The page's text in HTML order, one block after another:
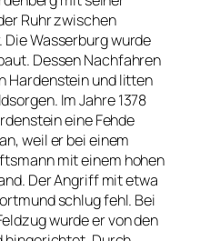
Ruhr zwischen
Wasserburg wurde
Dessen Nachfahren
Hardenstein und litten
Im Jahre 1378
eine Fehde
weil er bei einem
mit einem hohen
Der Angriff mit etwa
schlug fehl. Bei
wurde er von den